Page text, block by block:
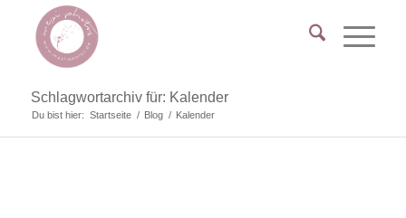
Schlagwortarchiv für: Kalender
Du bist hier: Startseite / Blog / Kalender